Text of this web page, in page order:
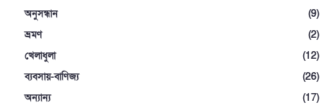
অনুসন্ধান
(9)
ভ্রমণ
(2)
খেলাধুলা
(12)
ব্যবসায়-বাণিজ্য
(26)
অন্যান্য
(17)